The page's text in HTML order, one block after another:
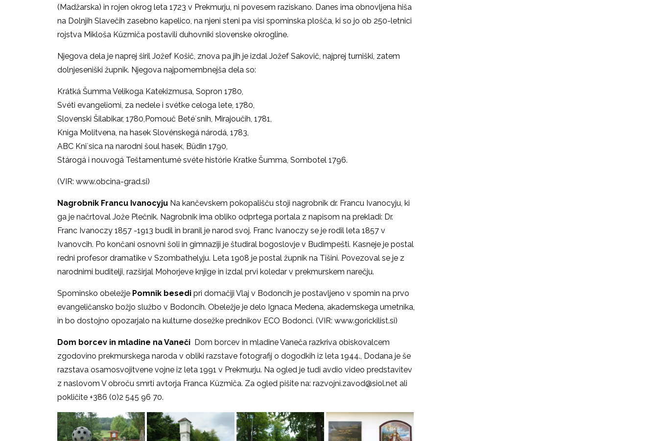
(Madžarska) in rojen okrog leta 1723 v Prekmurju, ni povesem raziskano. Danes ima obnovljena hiša
na Dolnjih Slavečih zasebno kapelico, na njeni steni pa visi spominska plošča, ki so jo ob 250-letnici
rojstva Mikloša Küzmiča postavili duhovniki slovenske okrogline.
Njegova dela je naprej širil Jožef Košič, znova pa jih je izdal Jožef Sakovič, najprej turniški, zatem
dolnjeseniški župnik. Njegova najpomembnejša dela so:
Krátká Šumma Velikoga Katekizmusa, Sopron 1780,
Svéti evangeliomi, za nedele i svétke celoga lete, 1780,
Slovenski Šilabikar, 1780,Pomouč Beté´snih, Mirajoučih, 1781,
Kniga Molitvena, na hasek Slovénskegá národá, 1783,
ABC Kni´sica na narodni šoul hasek, Büdin 1790,
Stárogá i nouvogá Teštamentumé svéte histórie Kratke Šumma, Sombotel 1796.
(VIR: www.obcina-grad.si)
Nagrobnik Francu Ivanocyju Na kančevskem pokopališču stoji nagrobnik dr. Francu Ivanocyju, ki
ga je načrtoval Jože Plečnik. Nagrobnik ima obliko odprtega portala z napisom na prekladi: Dr.
Franc Ivanoczy 1857 -1913 budil in branil je narod svoj. Franc Ivanoczy se je rodil leta 1857 v
Ivanovcih. Po končani osnovni šoli in gimnaziji je študiral bogoslovje v Budimpešti. Kasneje je postal
redni profesor dramatike v Szombathelyju. Leta 1908 je postal župnik na Tišini. Povezoval se je z
narodnimi buditelji, razširjal Mohorjeve knjige in izdal prvi koledar v prekmurskem narečju.
Spominsko obeležje Pomnik besedi pri domačiji Vlaj v Bodoncih je postavljeno v spomin na prvo
evangeličansko božjo službo v Bodoncih. Obeležje je delo Ignaca Medena, akademskega umetnika,
in bo dostojno opozarjalo na kulturne dosežke prednikov ECO Bodonci. (VIR: www.gorickilist.si)
Dom borcev in mladine na Vaneči Dom borcev in mladine Vaneča razkriva obiskovalcem
zgodovino prekmurskega naroda v obliki razstave fotografij o dogodkih iz leta 1944., Dodana je še
razstava osamosvojitvene vojne iz leta 1991 v Prekmurju. Na ogled je tudi avdio video predstavitev
z naslovom V obroču smrti avtorja Franca Küzmiča. Za ogled pišite na: razvojni.zavod@siol.net ali
pokličite +386 (0)2 545 96 70.